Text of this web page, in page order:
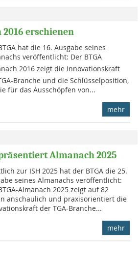
2016 erschienen
hat die 16. Ausgabe seines
veröffentlicht: Der BTGA
2016 zeigt die Innovationskraft
Branche und die Schlüsselposition,
für das Ausschöpfen von...
mehr
Almanach 2025
zur ISH 2025 hat der BTGA die 25.
seines Almanachs veröffentlicht:
Almanach 2025 zeigt auf 82
anschaulich und praxisorientiert die
der TGA-Branche...
mehr